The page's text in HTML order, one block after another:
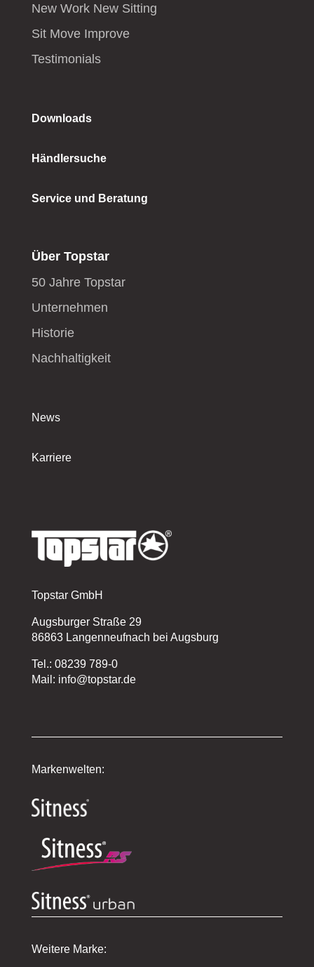
New Work New Sitting
Sit Move Improve
Testimonials
Downloads
Händlersuche
Service und Beratung
Über Topstar
50 Jahre Topstar
Unternehmen
Historie
Nachhaltigkeit
News
Karriere
Topstar GmbH
Augsburger Straße 29
86863 Langenneufnach bei Augsburg
Tel.: 08239 789-0
Mail: info@topstar.de
Markenwelten:
Weitere Marke: